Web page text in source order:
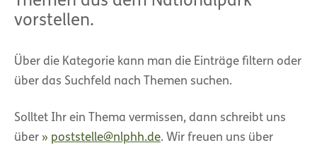
vorstellen.
Über die Kategorie kann man die Einträge filtern oder
über das Suchfeld nach Themen suchen.
Solltet Ihr ein Thema vermissen, dann schreibt uns
über
poststelle@nlphh.de. Wir freuen uns über